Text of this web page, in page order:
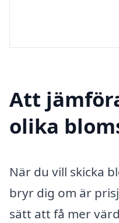
Att
olika
När du vill skicka
bryr dig om är
sätt att få mer